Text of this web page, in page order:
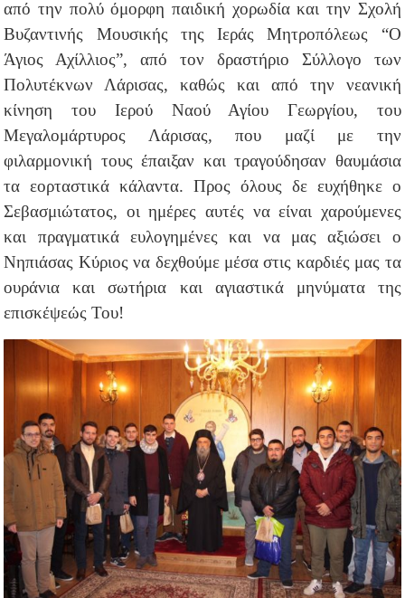
από την πολύ όμορφη παιδική χορωδία και την Σχολή
Βυζαντινής Μουσικής της Ιεράς Μητροπόλεως “Ο
Άγιος Αχίλλιος”, από τον δραστήριο Σύλλογο των
Πολυτέκνων Λάρισας, καθώς και από την νεανική
κίνηση του Ιερού Ναού Αγίου Γεωργίου, του
Μεγαλομάρτυρος Λάρισας, που μαζί με την
φιλαρμονική τους έπαιξαν και τραγούδησαν θαυμάσια
τα εορταστικά κάλαντα. Προς όλους δε ευχήθηκε ο
Σεβασμιώτατος, οι ημέρες αυτές να είναι χαρούμενες
και πραγματικά ευλογημένες και να μας αξιώσει ο
Νηπιάσας Κύριος να δεχθούμε μέσα στις καρδιές μας τα
ουράνια και σωτήρια και αγιαστικά μηνύματα της
επισκέψεώς Του!